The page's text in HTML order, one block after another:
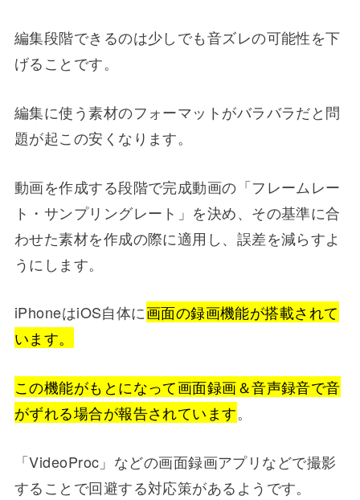
編集段階できるのは少しでも音ズレの可能性を下
げることです。
編集に使う素材のフォーマットがバラバラだと問
題が起この安くなります。
動画を作成する段階で完成動画の「フレームレー
ト・サンプリングレート」を決め、その基準に合
わせた素材を作成の際に適用し、誤差を減らすよ
うにします。
iPhoneはiOS自体に画面の録画機能が搭載されて
います。
この機能がもとになって画面録画＆音声録音で音
がずれる場合が報告されています。
「VideoProc」などの画面録画アプリなどで撮影
することで回避する対応策があるようです。